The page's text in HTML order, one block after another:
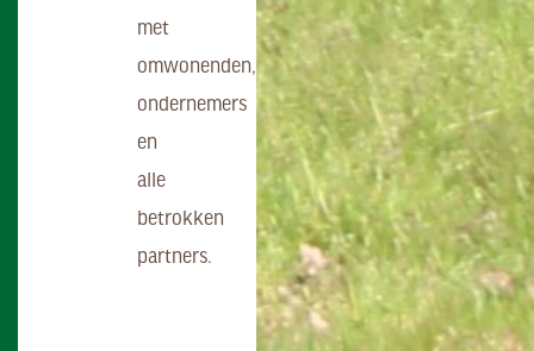
met
omwonenden,
ondernemers
en
alle
betrokken
partners.